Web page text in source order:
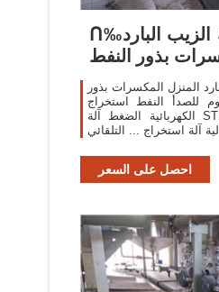
ᑎ‰حار/ماكينة صناعة الزيب البارد
المنزل المكسرات بذور
للصدأ النفط استخراج
الكهربائية الضغط آلة STB-505USD 378.40/piece
آلة استخراج ... التلقائي
احصل على السعر